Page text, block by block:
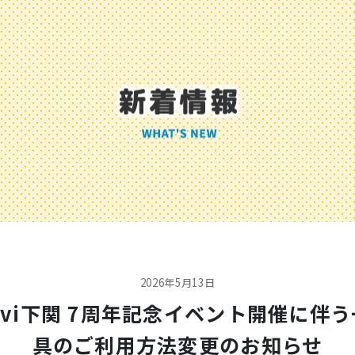
2026年5月13日
下関 7周年記念イベント開催に伴
具のご利用方法変更のお知らせ